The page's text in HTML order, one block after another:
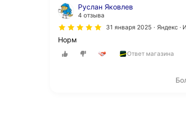
Руслан Яковлев
4 отзыва
31 января 2025
Яндекс ·
Норм
Ответ магазина